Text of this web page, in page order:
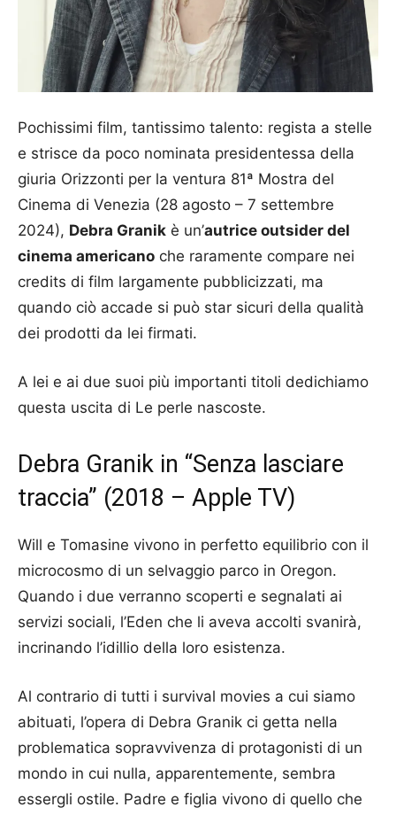
Pochissimi film, tantissimo talento: regista a stelle
e strisce da poco nominata presidentessa della
giuria Orizzonti per la ventura 81ª Mostra del
Cinema di Venezia (28 agosto – 7 settembre
2024), Debra Granik è un’autrice outsider del
cinema americano che raramente compare nei
credits di film largamente pubblicizzati, ma
quando ciò accade si può star sicuri della qualità
dei prodotti da lei firmati.
A lei e ai due suoi più importanti titoli dedichiamo
questa uscita di Le perle nascoste.
Debra Granik in “Senza lasciare
traccia” (2018 – Apple TV)
Will e Tomasine vivono in perfetto equilibrio con il
microcosmo di un selvaggio parco in Oregon.
Quando i due verranno scoperti e segnalati ai
servizi sociali, l’Eden che li aveva accolti svanirà,
incrinando l’idillio della loro esistenza.
Al contrario di tutti i survival movies a cui siamo
abituati, l’opera di Debra Granik ci getta nella
problematica sopravvivenza di protagonisti di un
mondo in cui nulla, apparentemente, sembra
essergli ostile. Padre e figlia vivono di quello che